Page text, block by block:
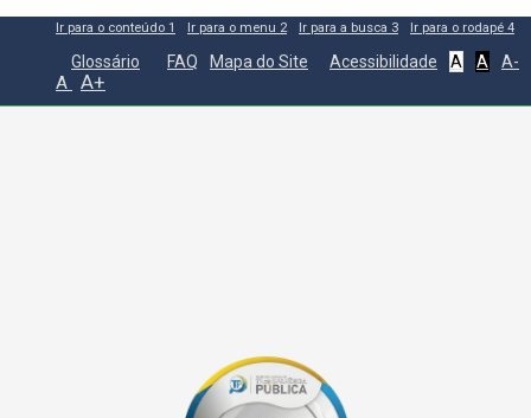
Ir para o conteúdo 1 Ir para o menu 2 Ir para a busca 3 Ir para o rodapé 4
Glossário FAQ Mapa do Site Acessibilidade A A A-
A A+